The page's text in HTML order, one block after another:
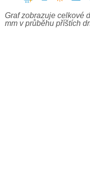
Graf zobrazuje celkové
mm v průběhu příštích